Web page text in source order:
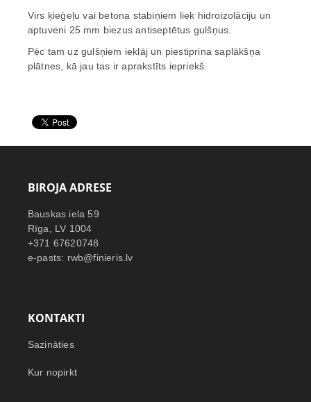
Virs ķieģeļu vai betona stabiņiem liek hidroizolāciju un
aptuveni 25 mm biezus antiseptētus gulšņus.
Pēc tam uz gulšņiem ieklāj un piestiprina saplākšņa
plātnes, kā jau tas ir aprakstīts iepriekš.
BIROJA ADRESE
Bauskas iela 59
Rīga, LV 1004
+371 67620748
e-pasts: rwb@finieris.lv
KONTAKTI
Sazināties
Kur nopirkt